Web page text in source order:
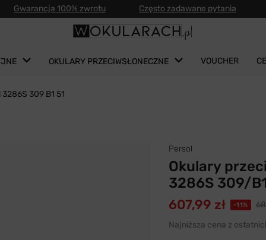
Gwarancja 100% zwrotu Często zadawane pytania
OKULARY PRZECIWSŁONECZNE VOUCHER
309 B1 51
Persol
Okulary
3286S 309/
607,99 zł -11%
Najniższa cena z